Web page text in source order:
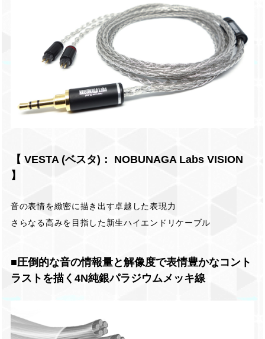
【 VESTA (ベスタ)： NOBUNAGA Labs VISION
】
音の表情を緻密に描き出す卓越した表現力
さらなる高みを目指した新生ハイエンドリケーブル
■圧倒的な音の情報量と解像度で表情豊かなコント
ラストを描く4N純銀パラジウムメッキ線